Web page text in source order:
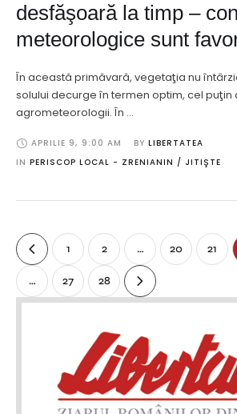
desfăşoară la timp –
meteorologice sunt
În această primăvară, vegetaţia nu
solului decurge în termen optim, cel puţin
agrometeorologii. În …
APRILIE 9, 9:00 AM BY LIBERTATEA
IN PERISCOP LOCAL - ZRENIANIN / JITIŞTE
1 2 … 20 21
… 27 28